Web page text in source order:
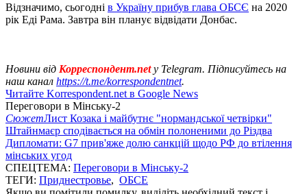
Відзначимо, сьогодні в Україну прибув глава ОБСЄ на 2020
рік Еді Рама. Завтра він планує відвідати Донбас.
Новини від Корреспондент.net у Telegram. Підписуйтесь на
наш канал https://t.me/korrespondentnet.
Читайте Korrespondent.net в Google News
Переговори в Мінську-2
СюжетЛист Козака і майбутнє "нормандської четвірки"
Штайнмаєр сподівається на обмін полоненими до Різдва
Дипломати: G7 прив'яже долю санкцій щодо РФ до втілення
мінських угод
СПЕЦТЕМА: Переговори в Мінську-2
ТЕГИ: Приднестровье, ОБСЕ